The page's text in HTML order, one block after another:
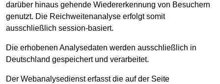
darüber hinaus gehende Wiedererkennung von Besuchern
genutzt. Die Reichweitenanalyse erfolgt somit
ausschließlich session-basiert.
Die erhobenen Analysedaten werden ausschließlich in
Deutschland gespeichert und verarbeitet.
Der Webanalysedienst erfasst die auf der Seite